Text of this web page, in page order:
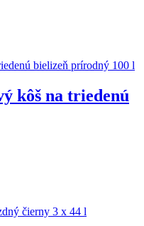
kôš na triedenú